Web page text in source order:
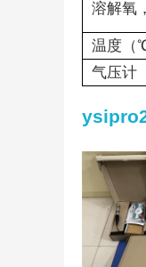
溶解氧
温度（
气压计